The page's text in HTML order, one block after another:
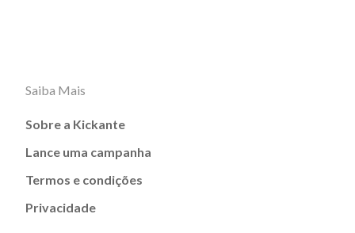
Saiba Mais
Sobre a Kickante
Lance uma campanha
Termos e condições
Privacidade